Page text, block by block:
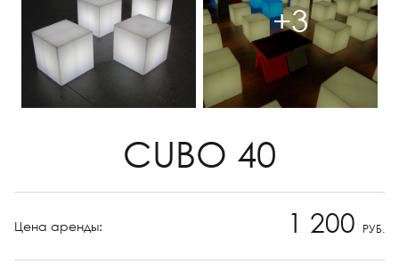
+3
CUBO 40
Цена аренды: 1 200 РУБ.